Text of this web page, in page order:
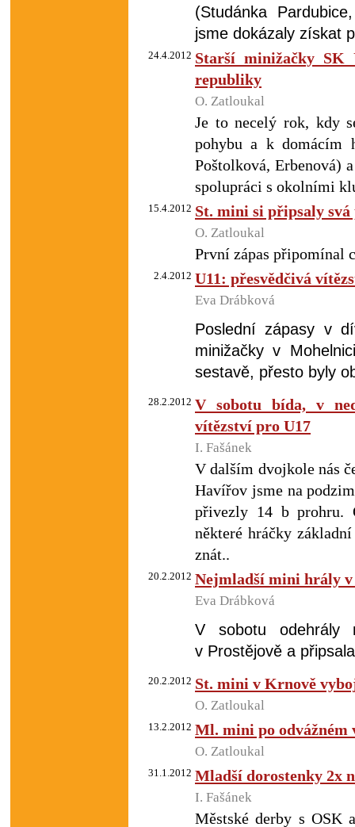
(Studánka
jsme dokázaly získat
24.4.2012 Starší minižačky SK
republiky
O. Zatloukal
Je to necelý rok, kdy
pohybu a k domácím
Poštolková, Erbenová)
spolupráci s okolními
15.4.2012 St. mini si připsaly
O. Zatloukal
První zápas připomínal
2.4.2012 U11: přesvědčivá
Eva Drábková
Poslední zápasy v
minižačky v
sestavě, přesto byly
28.2.2012 V sobotu bída, v
vítězství pro U17
I. Fašánek
V dalším dvojkole nás
Havířov jsme na
přivezly 14 b prohru.
některé hráčky
znát..
20.2.2012 Nejmladší mini hrály v
Eva Drábková
V sobotu odehrály
v Prostějově a
20.2.2012 St. mini v Krnově
O. Zatloukal
13.2.2012 Ml. mini po
O. Zatloukal
31.1.2012 Mladší dorostenky 2x
I. Fašánek
Městské derby s OSK